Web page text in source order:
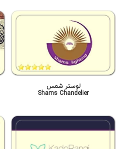
لوستر شمس
Shams Chandelier